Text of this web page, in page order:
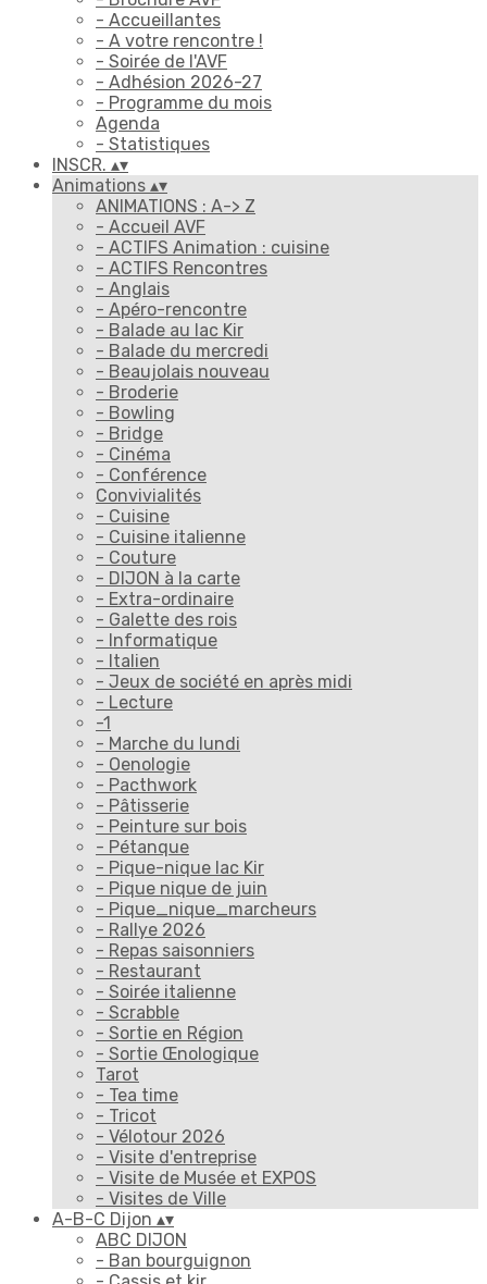
- Accueillantes
- A votre rencontre !
- Soirée de l'AVF
- Adhésion 2026-27
- Programme du mois
Agenda
- Statistiques
INSCR. ▴▾
Animations ▴▾
ANIMATIONS : A-> Z
- Accueil AVF
- ACTIFS Animation : cuisine
- ACTIFS Rencontres
- Anglais
- Apéro-rencontre
- Balade au lac Kir
- Balade du mercredi
- Beaujolais nouveau
- Broderie
- Bowling
- Bridge
- Cinéma
- Conférence
Convivialités
- Cuisine
- Cuisine italienne
- Couture
- DIJON à la carte
- Extra-ordinaire
- Galette des rois
- Informatique
- Italien
- Jeux de société en après midi
- Lecture
-1
- Marche du lundi
- Oenologie
- Pacthwork
- Pâtisserie
- Peinture sur bois
- Pétanque
- Pique-nique lac Kir
- Pique nique de juin
- Pique_nique_marcheurs
- Rallye 2026
- Repas saisonniers
- Restaurant
- Soirée italienne
- Scrabble
- Sortie en Région
- Sortie Œnologique
Tarot
- Tea time
- Tricot
- Vélotour 2026
- Visite d'entreprise
- Visite de Musée et EXPOS
- Visites de Ville
A-B-C Dijon ▴▾
ABC DIJON
- Ban bourguignon